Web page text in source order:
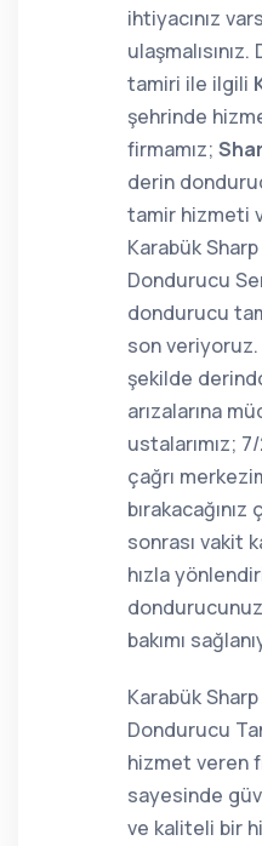
ihtiyacınız
tamiri ile ilgili
şehrinde
firmamız;
derin
tamir hizmeti
Karabük
Dondurucu
dondurucu
son
şekilde
arızalarına
ustalarımız;
çağrı
bırakacağınız
sonrası vakit
hızla
bakımı
Karabük
Dondurucu
hizmet veren
sayesinde
ve kaliteli bir